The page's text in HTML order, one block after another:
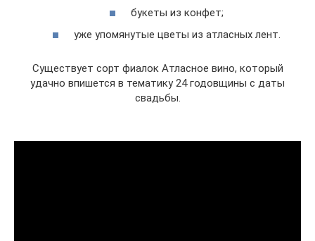
букеты из конфет;
уже упомянутые цветы из атласных лент.
Существует сорт фиалок Атласное вино, который
удачно впишется в тематику 24 годовщины с даты
свадьбы.